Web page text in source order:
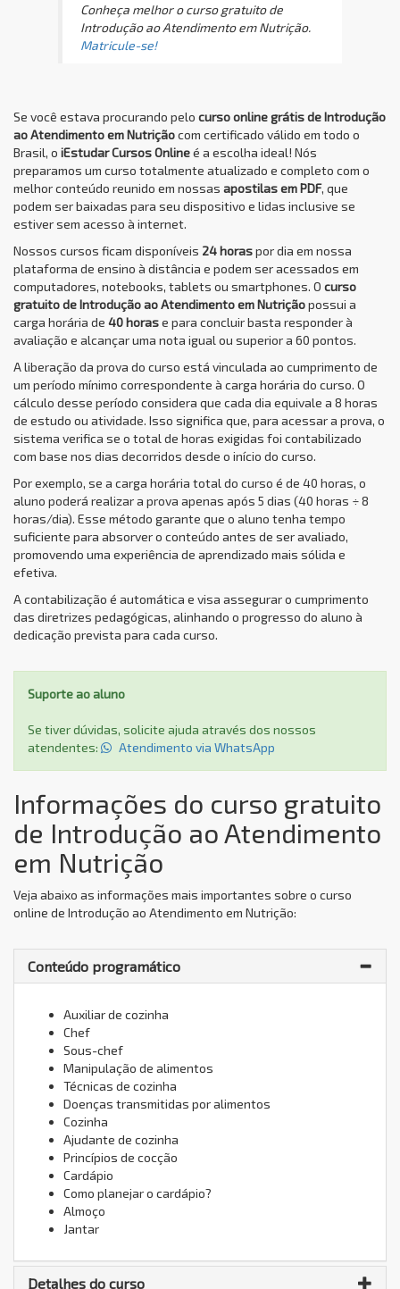
Conheça melhor o curso gratuito de
Introdução ao Atendimento em Nutrição.
Matricule-se!
Se você estava procurando pelo curso online grátis de Introdução
ao Atendimento em Nutriçãocom certificado válido em todo o
Brasil, o iEstudar Cursos Onlineé a escolha ideal! Nós
preparamos um curso totalmente atualizado e completo com o
melhor conteúdo reunido em nossas apostilas em PDF, que
podem ser baixadas para seu dispositivo e lidas inclusive se
estiver sem acesso à internet.
Nossos cursos ficam disponíveis 24 horaspor dia em nossa
plataforma de ensino à distância e podem ser acessados em
computadores, notebooks, tablets ou smartphones. O curso
gratuito de Introdução ao Atendimento em Nutriçãopossui a
carga horária de 40 horase para concluir basta responder à
avaliação e alcançar uma nota igual ou superior a 60 pontos.
A liberação da prova do curso está vinculada ao cumprimento de
um período mínimo correspondente à carga horária do curso. O
cálculo desse período considera que cada dia equivale a 8 horas
de estudo ou atividade. Isso significa que, para acessar a prova, o
sistema verifica se o total de horas exigidas foi contabilizado
com base nos dias decorridos desde o início do curso.
Por exemplo, se a carga horária total do curso é de 40 horas, o
aluno poderá realizar a prova apenas após 5 dias (40 horas ÷ 8
horas/dia). Esse método garante que o aluno tenha tempo
suficiente para absorver o conteúdo antes de ser avaliado,
promovendo uma experiência de aprendizado mais sólida e
efetiva.
A contabilização é automática e visa assegurar o cumprimento
das diretrizes pedagógicas, alinhando o progresso do aluno à
dedicação prevista para cada curso.
Suporte ao aluno
Se tiver dúvidas, solicite ajuda através dos nossos
atendentes:
Atendimento via WhatsApp
Informações do curso gratuito
de Introdução ao Atendimento
em Nutrição
Veja abaixo as informações mais importantes sobre o curso
online de Introdução ao Atendimento em Nutrição:
Conteúdo programático
Auxiliar de cozinha
Chef
Sous-chef
Manipulação de alimentos
Técnicas de cozinha
Doenças transmitidas por alimentos
Cozinha
Ajudante de cozinha
Princípios de cocção
Cardápio
Como planejar o cardápio?
Almoço
Jantar
Detalhes do curso